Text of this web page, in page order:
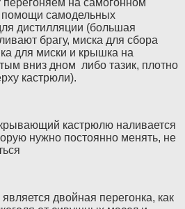
перегоняем на самогонном
помощи самодельных
дистилляции (большая
брагу, миска для сбора
для миски и крышка на
вниз дном либо тазик, плотно
кастрюли).
кастрюлю наливается
нужно постоянно менять, не
двойная перегонка, как